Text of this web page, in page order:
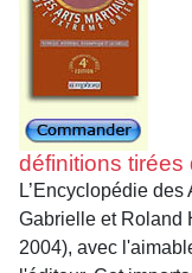
définitions tirées
L’Encyclopédie
Gabrielle et Roland
2004), avec